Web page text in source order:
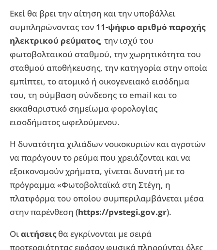
Εκεί θα βρει την αίτηση και την υποβάλλει
συμπληρώνοντας τον 11-ψήφιο αριθμό παροχής
ηλεκτρικού ρεύματος, την ισχύ του
φωτοβολταικού σταθμού, την χωρητικότητα του
σταθμού αποθήκευσης, την κατηγορία στην οποία
εμπίπτει, το ατομικό ή οικογενειακό εισόδημα
του, τη σύμβαση σύνδεσης το email και το
εκκαθαριστικό σημείωμα φορολογίας
εισοδήματος ωφελούμενου.
Η δυνατότητα χιλιάδων νοικοκυριών και αγροτών
να παράγουν το ρεύμα που χρειάζονται και να
εξοικονομούν χρήματα, γίνεται δυνατή με το
πρόγραμμα «Φωτοβολταϊκά στη Στέγη, η
πλατφόρμα του οποίου συμπεριλαμβάνεται μέσα
στην παρένθεση (https://pvstegi.gov.gr).
Οιαιτήσειςθα εγκρίνονται με σειρά
προτεραιότητας εφόσον φυσικά πληρούνται όλες